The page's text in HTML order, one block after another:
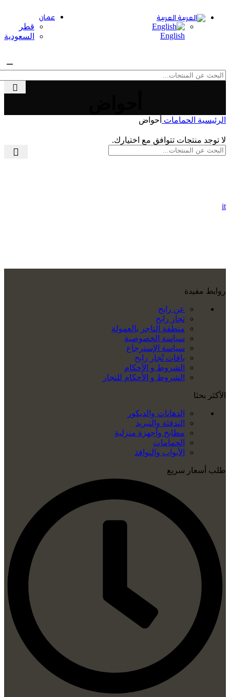
العربية
English
عمان
قطر
السعودية
الرئيسية الحمامات أحواض
لا توجد منتجات تتوافق مع اختيارك.
it
روابط مفيدة
عن رابح
تجار رابح
منطقة التاجر بالعمولة
سياسة الخصوصية
سياسة الإسترجاع
باقات تُجار رابح
الشروط و الأحكام
الشروط و الأحكام للتجار
الأكثر بحثا
الدهانات والديكور
التدفئة والتبريد
مطابخ وأجهزة منزلية
الحمامات
الأبواب والنوافذ
طلب أسعار سريع